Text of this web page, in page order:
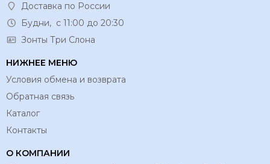
Доставка по России
Будни, с 11:00 до 20:30
Зонты Три Слона
НИЖНЕЕ МЕНЮ
Условия обмена и возврата
Обратная связь
Каталог
Контакты
О КОМПАНИИ